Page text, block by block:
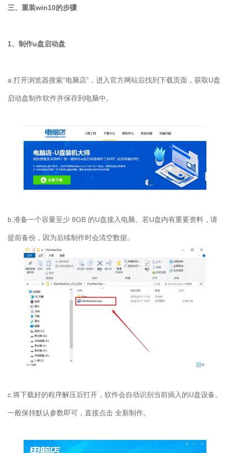
三、重装win10的步骤
1、制作u盘启动盘
a. 打开浏览器搜索“电脑店”，进入官方网站后找到下载页面，获取U盘
启动盘制作软件并保存到电脑中。
b. 准备一个容量至少 8GB 的U盘接入电脑。若U盘内有重要资料，请
提前备份，因为后续制作时会清空数据。
c. 将下载好的程序解压后打开，软件会自动识别当前插入的U盘设备。
一般保持默认参数即可，直接点击 全新制作。